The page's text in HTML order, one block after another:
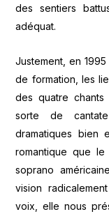
des sentiers
adéquat.
Justement, en
de formation, les
des quatre
sorte de
dramatiques bien
romantique que le
soprano
vision
voix, elle nous